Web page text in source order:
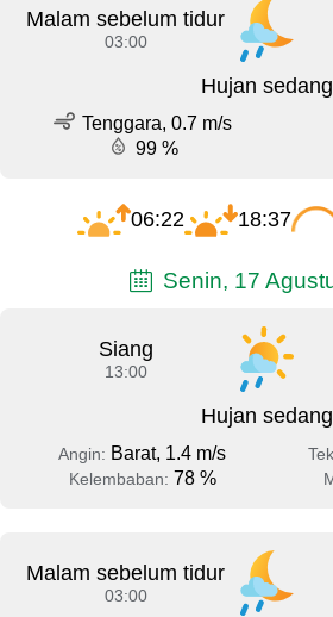
Malam sebelum tidur
03:00
Hujan sedang
Tenggara, 0.7 m/s
99 %
06:22 18:37
Senin, 17
Siang
13:00
Hujan sedang
Angin: Barat, 1.4 m/s
Kelembaban: 78 %
Malam sebelum tidur
03:00